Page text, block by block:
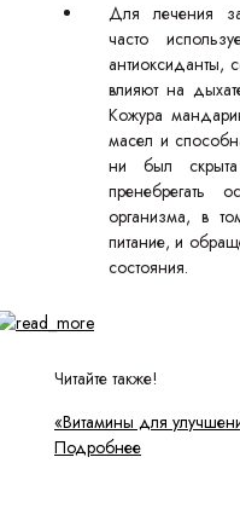
Для лечения
часто
антиоксиданты,
влияют на
Кожура
масел и
ни был
пренебрегать
организма, в
питание, и
состояния.
Читайте также!
«Витамины для
Подробнее